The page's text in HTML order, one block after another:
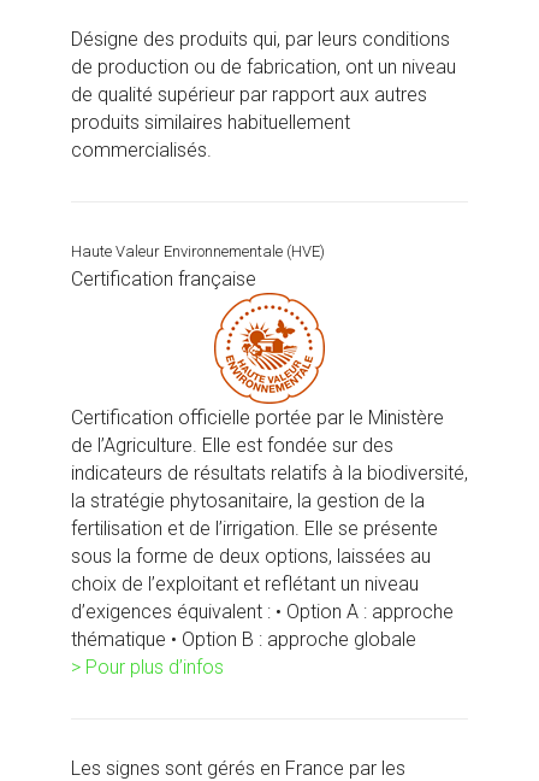
Désigne des produits qui, par leurs conditions
de production ou de fabrication, ont un niveau
de qualité supérieur par rapport aux autres
produits similaires habituellement
commercialisés.
Haute Valeur Environnementale (HVE)
Certification française
Certification officielle portée par le Ministère
de l’Agriculture. Elle est fondée sur des
indicateurs de résultats relatifs à la biodiversité,
la stratégie phytosanitaire, la gestion de la
fertilisation et de l’irrigation. Elle se présente
sous la forme de deux options, laissées au
choix de l’exploitant et reflétant un niveau
d’exigences équivalent : • Option A : approche
thématique • Option B : approche globale
> Pour plus d’infos
Les signes sont gérés en France par les